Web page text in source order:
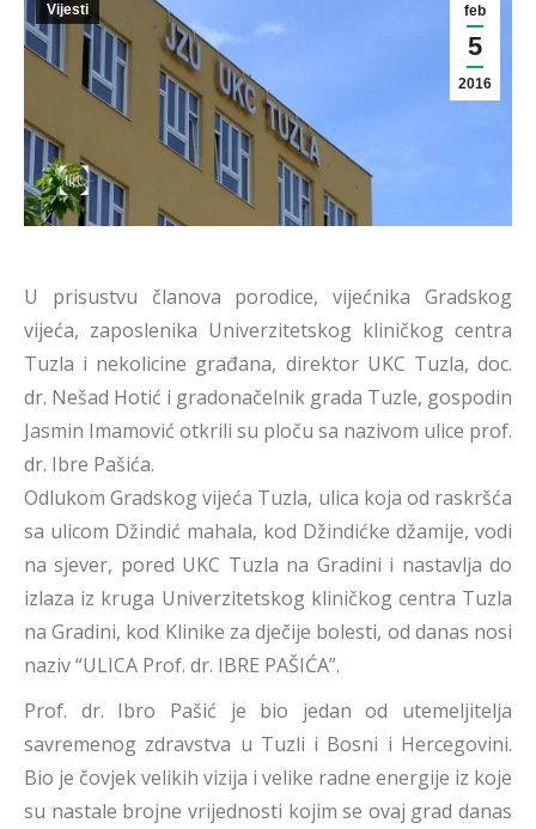
feb
5
2016
Vijesti
U prisustvu članova porodice, vijećnika Gradskog
vijeća, zaposlenika Univerzitetskog kliničkog centra
Tuzla i nekolicine građana, direktor UKC Tuzla, doc.
dr. Nešad Hotić i gradonačelnik grada Tuzle, gospodin
Jasmin Imamović otkrili su ploču sa nazivom ulice prof.
dr. Ibre Pašića.
Odlukom Gradskog vijeća Tuzla, ulica koja od raskršća
sa ulicom Džindić mahala, kod Džindićke džamije, vodi
na sjever, pored UKC Tuzla na Gradini i nastavlja do
izlaza iz kruga Univerzitetskog kliničkog centra Tuzla
na Gradini, kod Klinike za dječije bolesti, od danas nosi
naziv “ULICA Prof. dr. IBRE PAŠIĆA”.
Prof. dr. Ibro Pašić je bio jedan od utemeljitelja
savremenog zdravstva u Tuzli i Bosni i Hercegovini.
Bio je čovjek velikih vizija i velike radne energije iz koje
su nastale brojne vrijednosti kojim se ovaj grad danas